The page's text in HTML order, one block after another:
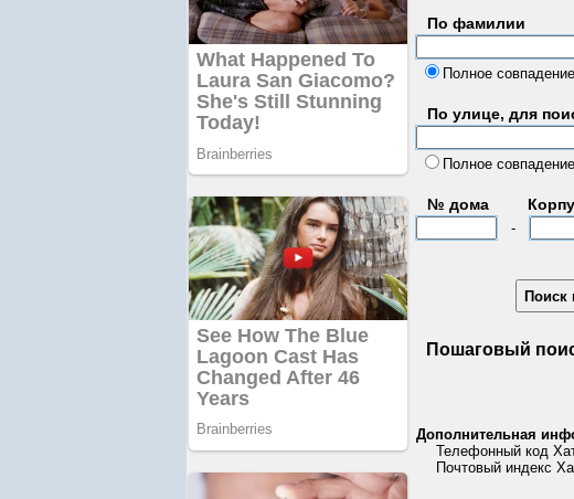
По фамилии
Полное совпадение
По улице, для
Полное совпадение
№ дома
-
Пошаговый
Дополнительная
Телефонный код
Почтовый индекс